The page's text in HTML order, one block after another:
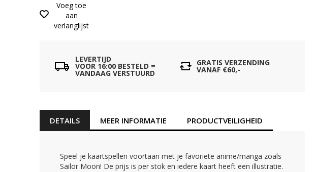
Voeg toe
aan
verlanglijst
LEVERTIJD
VOOR 16:00 BESTELD =
VANDAAG VERSTUURD
GRATIS VERZENDING
VANAF €60,-
DETAILS
Speel je kaartspellen voortaan met je favoriete anime/manga zoals
Sailor Moon! De prijs is per stok en iedere kaart heeft een illustratie.
MEER INFORMATIE PRODUCTVEILIGHEID